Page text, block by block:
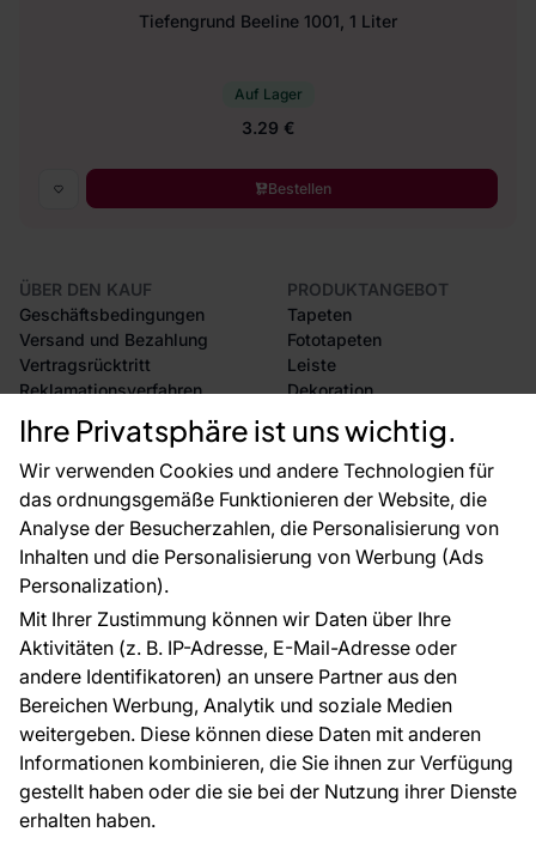
Ihre Privatsphäre ist uns wichtig.
Wir verwenden Cookies und andere Technologien für
das ordnungsgemäße Funktionieren der Website, die
Analyse der Besucherzahlen, die Personalisierung von
Inhalten und die Personalisierung von Werbung (Ads
Personalization).
Mit Ihrer Zustimmung können wir Daten über Ihre
Aktivitäten (z. B. IP-Adresse, E-Mail-Adresse oder
andere Identifikatoren) an unsere Partner aus den
Bereichen Werbung, Analytik und soziale Medien
weitergeben. Diese können diese Daten mit anderen
Informationen kombinieren, die Sie ihnen zur Verfügung
gestellt haben oder die sie bei der Nutzung ihrer Dienste
erhalten haben.
Tiefengrund Beeline 1001, 1 Liter
Auf Lager
3.29 €
Bestellen
ÜBER DEN KAUF
Geschäftsbedingungen
Versand und Bezahlung
Vertragsrücktritt
Reklamationsverfahren
Rücksendung von Waren
CE-Zertifizierung
Großhandel
Raumvisualisierung
PRODUKTANGEBOT
Tapeten
Fototapeten
Leiste
Dekoration
Selbstklebende Folien
Zubehör
Tapetenmuster
FÜR SIE
Blog
EU-Projekte
Ratschläge und Tipps
FAQ
ÜBER DAS UNTERNEHMEN
Kontakt
Haben Sie Fragen? Wir helfen Ihnen gerne weiter